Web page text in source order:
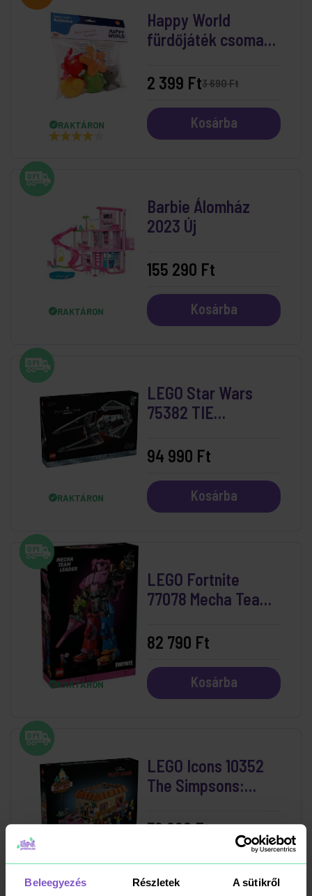
Beleegyezés Részletek A sütikről
RAKTÁRON
Happy World
fürdőjáték csomag
3 690 Ft
2 399 Ft
Kosárba
RAKTÁRON
Barbie Álomház
2023 Új
155 290 Ft
Kosárba
RAKTÁRON
LEGO Star Wars
75382 TIE
94 990 Ft
Kosárba
RAKTÁRON
LEGO Fortnite
77078 Mecha Team
82 790 Ft
Kosárba
LEGO Icons 10352
The Simpsons:
79 990 Ft
Kosárba